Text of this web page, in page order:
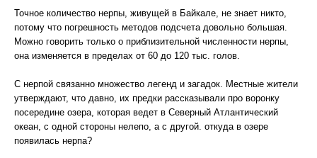
Точное количество нерпы, живущей в Байкале, не знает никто,
потому что погрешность методов подсчета довольно большая.
Можно говорить только о приблизительной численности нерпы,
она изменяется в пределах от 60 до 120 тыс. голов.
С нерпой связанно множество легенд и загадок. Местные жители
утверждают, что давно, их предки рассказывали про воронку
посередине озера, которая ведет в Северный Атлантический
океан, с одной стороны нелепо, а с другой. откуда в озере
появилась нерпа?